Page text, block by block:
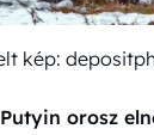
kép:
orosz